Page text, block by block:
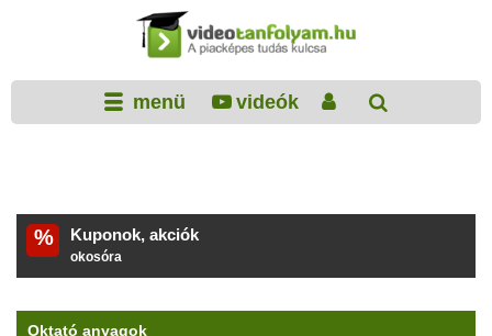
menü videók
% Kuponok, akciók
okosóra
Oktató anyagok